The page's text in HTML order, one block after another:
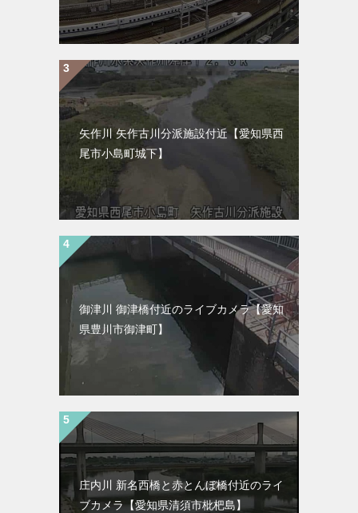
矢作川 矢作古川分派施設付近【愛知県西
尾市小島町城下】
御津川 御津橋付近のライブカメラ【愛知
県豊川市御津町】
庄内川 新名西橋と赤とんぼ橋付近のライ
ブカメラ【愛知県清須市枇杷島】